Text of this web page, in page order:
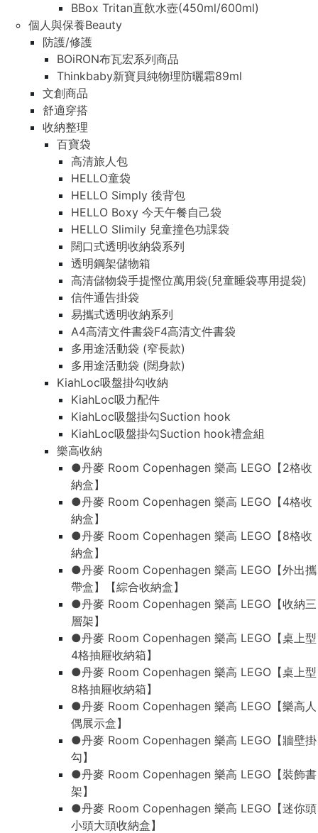
BBox Tritan直飲水壺(450ml/600ml)
個人與保養Beauty
防護/修護
BOiRON布瓦宏系列商品
Thinkbaby新寶貝純物理防曬霜89ml
文創商品
舒適穿搭
收納整理
百寶袋
高清旅人包
HELLO童袋
HELLO Simply 後背包
HELLO Boxy 今天午餐自己袋
HELLO Slimily 兒童撞色功課袋
闊口式透明收納袋系列
透明鋼架儲物箱
高清儲物袋手提慳位萬用袋(兒童睡袋專用提袋)
信件通告掛袋
易攜式透明收納系列
A4高清文件書袋F4高清文件書袋
多用途活動袋 (窄長款)
多用途活動袋 (闊身款)
KiahLoc吸盤掛勾收納
KiahLoc吸力配件
KiahLoc吸盤掛勾Suction hook
KiahLoc吸盤掛勾Suction hook禮盒組
樂高收納
●丹麥 Room Copenhagen 樂高 LEGO【2格收
納盒】
●丹麥 Room Copenhagen 樂高 LEGO【4格收
納盒】
●丹麥 Room Copenhagen 樂高 LEGO【8格收
納盒】
●丹麥 Room Copenhagen 樂高 LEGO【外出攜
帶盒】【綜合收納盒】
●丹麥 Room Copenhagen 樂高 LEGO【收納三
層架】
●丹麥 Room Copenhagen 樂高 LEGO【桌上型
4格抽屜收納箱】
●丹麥 Room Copenhagen 樂高 LEGO【桌上型
8格抽屜收納箱】
●丹麥 Room Copenhagen 樂高 LEGO【樂高人
偶展示盒】
●丹麥 Room Copenhagen 樂高 LEGO【牆壁掛
勾】
●丹麥 Room Copenhagen 樂高 LEGO【裝飾書
架】
●丹麥 Room Copenhagen 樂高 LEGO【迷你頭
小頭大頭收納盒】